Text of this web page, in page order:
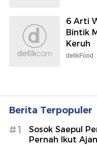
6 Arti
Bintik
Keruh
detikFood
Berita Terpopuler
#1
Sosok Saepul
Pernah Ikut